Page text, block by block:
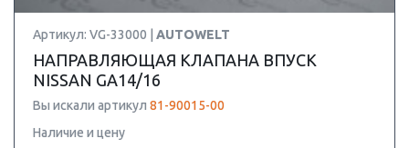
Артикул: VG-33000 | AUTOWELT
НАПРАВЛЯЮЩАЯ КЛАПАНА ВПУСК
NISSAN GA14/16
Вы искали артикул 81-90015-00
Наличие и цену